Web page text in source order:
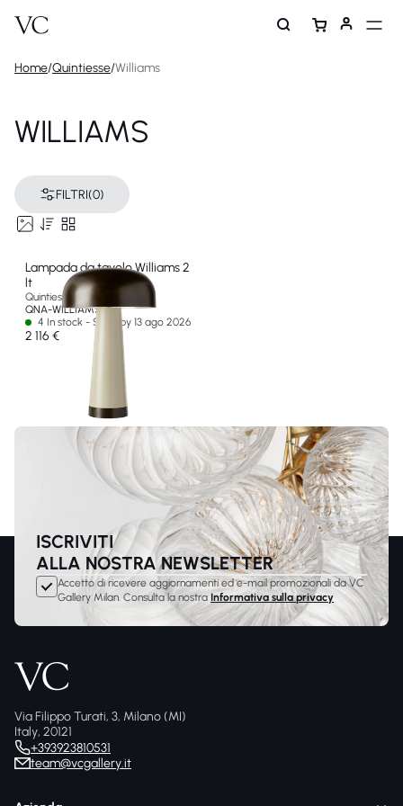
Home/Quintiesse/Williams
WILLIAMS
FILTRI(0)
Lampada da tavolo Williams 2
lt
Quintiesse
QNA-WILLIAMS-TL
4 In stock - Ships by 13 ago 2026
2 116 €
ISCRIVITI
ALLA NOSTRA NEWSLETTER
Accetto di ricevere aggiornamenti ed e-mail promozionali da VC
Gallery Milan. Consulta la nostra Informativa sulla privacy
Via Filippo Turati, 3, Milano (MI)
Italy, 20121
+393923810531
team@vcgallery.it